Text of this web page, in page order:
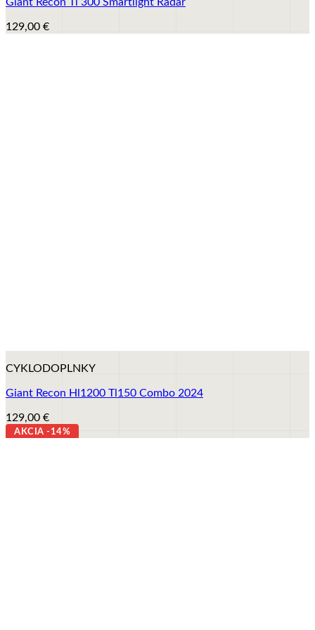
129,00 €
CYKLODOPLNKY
Giant Recon Hl1200 Tl150 Combo 2024
129,00 €
AKCIA -14%